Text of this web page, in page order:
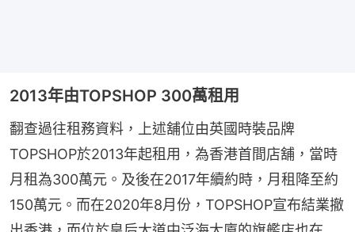
2013年由TOPSHOP 300萬租用
翻查過往租務資料，上述舖位由英國時裝品牌
TOPSHOP於2013年起租用，為香港首間店舖，當時
月租為300萬元。及後在2017年續約時，月租降至約
150萬元。而在2020年8月份，TOPSHOP宣布結業撤